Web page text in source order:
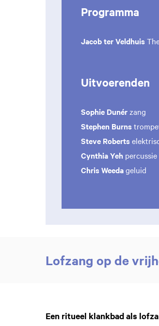
Programma
Jacob ter Veldhuis
Uitvoerenden
Sophie Dunér zang
Stephen Burns
Steve Roberts
Cynthia Yeh percussie
Chris Weedageluid
Lofzang op de
Een ritueel klankbad als